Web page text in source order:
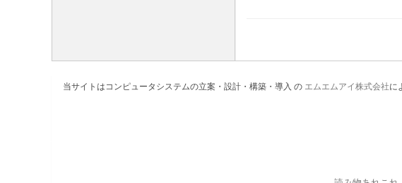
当サイトはコンピュータシステムの立案・設計・構築・導入 の エムエムアイ株式会社に